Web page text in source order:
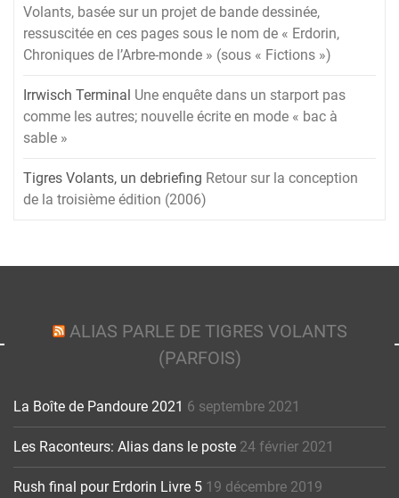
Volants, basée sur un projet de bande dessinée,
ressuscitée en ces pages sous le nom de « Erdorin,
Chroniques de l’Arbre-monde » (sous « Fictions »)
Irrwisch Terminal Une enquête dans un starport pas
comme les autres; nouvelle écrite en mode « bac à
sable »
Tigres Volants, un debriefing Retour sur la conception
de la troisième édition (2006)
ALIAS PARLE DE TIGRES VOLANTS
(PARFOIS)
La Boîte de Pandoure 2021 6 septembre 2021
Les Raconteurs: Alias dans le poste 24 février 2021
Rush final pour Erdorin Livre 5 19 décembre 2019